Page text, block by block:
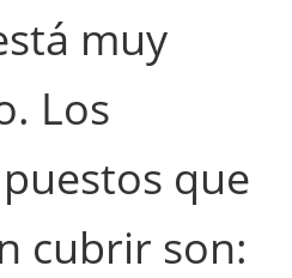
muy
Los
que
cubrir son: